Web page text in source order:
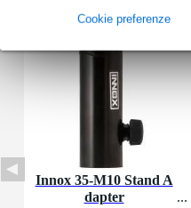
Cookie preferenze
Innox 35-M10 Stand A
dapter